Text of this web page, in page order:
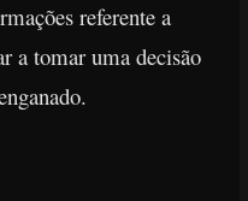
referente a
a tomar uma decisão